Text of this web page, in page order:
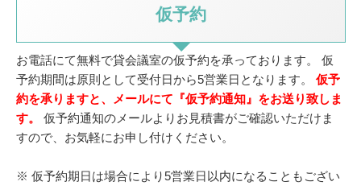
仮予約
お電話にて無料で貸会議室の仮予約を承っております。
仮
予約期間は原則として受付日から5営業日となります。
仮予
約を承りますと、メールにて『仮予約通知』をお送り致しま
す。
仮予約通知のメールよりお見積書がご確認いただけま
すので、お気軽にお申し付けください。
※ 仮予約期日は場合により5営業日以内になることもござい